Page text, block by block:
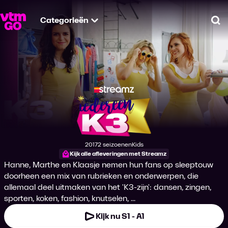
Categorieën
Iedereen K3
Productiejaar
20172 seizoenen
Genre
Kids
Kijk alle afleveringen met Streamz
Hanne, Marthe en Klaasje nemen hun fans op sleeptouw
doorheen een mix van rubrieken en onderwerpen, die
allemaal deel uitmaken van het 'K3-zijn': dansen, zingen,
sporten, koken, fashion, knutselen, ...
Kijk nu S1 - A1